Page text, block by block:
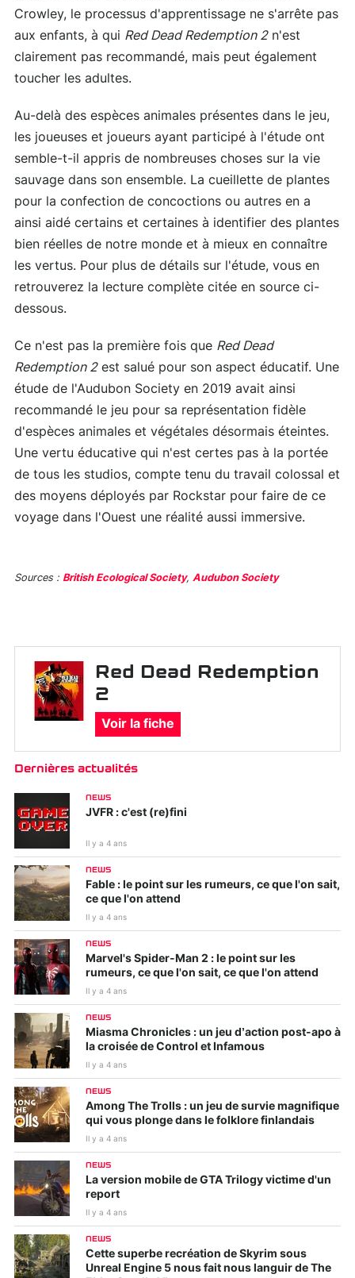
Crowley, le processus d'apprentissage ne s'arrête pas
aux enfants, à qui Red Dead Redemption 2n'est
clairement pas recommandé, mais peut également
toucher les adultes.
Au-delà des espèces animales présentes dans le jeu,
les joueuses et joueurs ayant participé à l'étude ont
semble-t-il appris de nombreuses choses sur la vie
sauvage dans son ensemble. La cueillette de plantes
pour la confection de concoctions ou autres en a
ainsi aidé certains et certaines à identifier des plantes
bien réelles de notre monde et à mieux en connaître
les vertus. Pour plus de détails sur l'étude, vous en
retrouverez la lecture complète citée en source ci-
dessous.
Ce n'est pas la première fois que Red Dead
Redemption 2est salué pour son aspect éducatif. Une
étude de l'Audubon Society en 2019 avait ainsi
recommandé le jeu pour sa représentation fidèle
d'espèces animales et végétales désormais éteintes.
Une vertu éducative qui n'est certes pas à la portée
de tous les studios, compte tenu du travail colossal et
des moyens déployés par Rockstar pour faire de ce
voyage dans l'Ouest une réalité aussi immersive.
Sources : British Ecological Society, Audubon Society
Red Dead Redemption
2
Voir la fiche
Dernières actualités
NEWS
JVFR : c'est (re)fini
Il y a 4 ans
NEWS
Fable : le point sur les rumeurs, ce que l'on sait,
ce que l'on attend
Il y a 4 ans
NEWS
Marvel's Spider-Man 2 : le point sur les
rumeurs, ce que l'on sait, ce que l'on attend
Il y a 4 ans
NEWS
Miasma Chronicles : un jeu d’action post-apo à
la croisée de Control et Infamous
Il y a 4 ans
NEWS
Among The Trolls : un jeu de survie magnifique
qui vous plonge dans le folklore finlandais
Il y a 4 ans
NEWS
La version mobile de GTA Trilogy victime d'un
report
Il y a 4 ans
NEWS
Cette superbe recréation de Skyrim sous
Unreal Engine 5 nous fait nous languir de The